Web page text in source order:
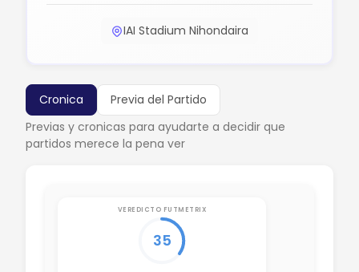
IAI Stadium Nihondaira
Cronica
Previa del Partido
Previas y cronicas para ayudarte a decidir que
partidos merece la pena ver
VEREDICTO FUTMETRIX
35